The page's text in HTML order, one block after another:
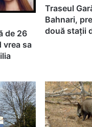
de 26
vrea sa
Traseul
Bahnari,
două stații